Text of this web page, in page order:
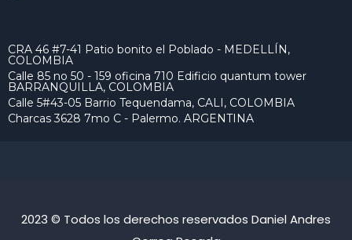
CRA 46 #7-41 Patio bonito el Poblado - MEDELLÍN,
COLOMBIA
Calle 85 no 50 - 159 oficina 710 Edificio quantum tower
BARRANQUILLA, COLOMBIA
Calle 5#43-05 Barrio Tequendama, CALI, COLOMBIA
Charcas 3628 7mo C - Palermo. ARGENTINA
2023 © Todos los derechos reservados Daniel Andres